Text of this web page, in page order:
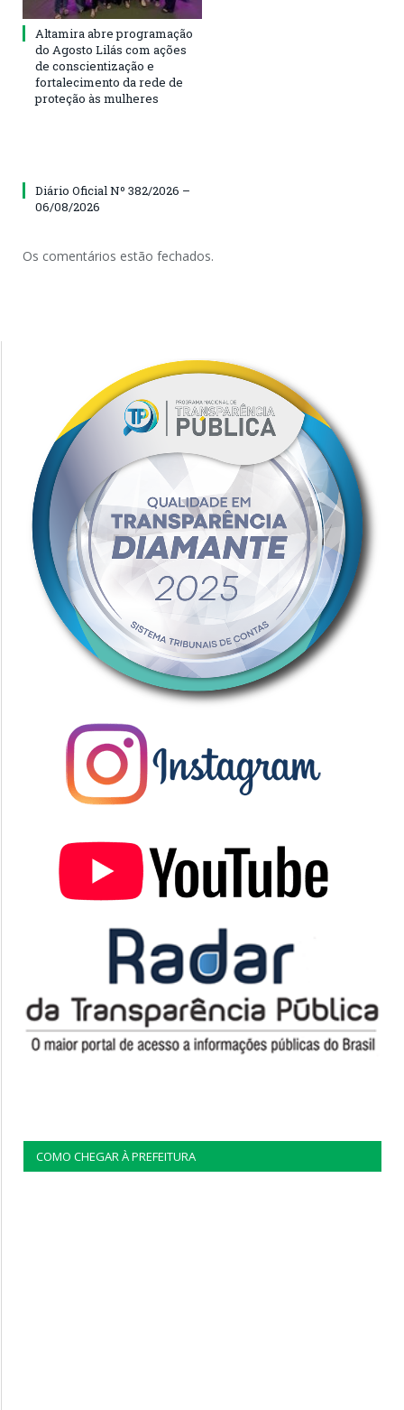
Altamira abre programação
do Agosto Lilás com ações
de conscientização e
fortalecimento da rede de
proteção às mulheres
Diário Oficial Nº 382/2026 –
06/08/2026
Os comentários estão fechados.
COMO CHEGAR À PREFEITURA